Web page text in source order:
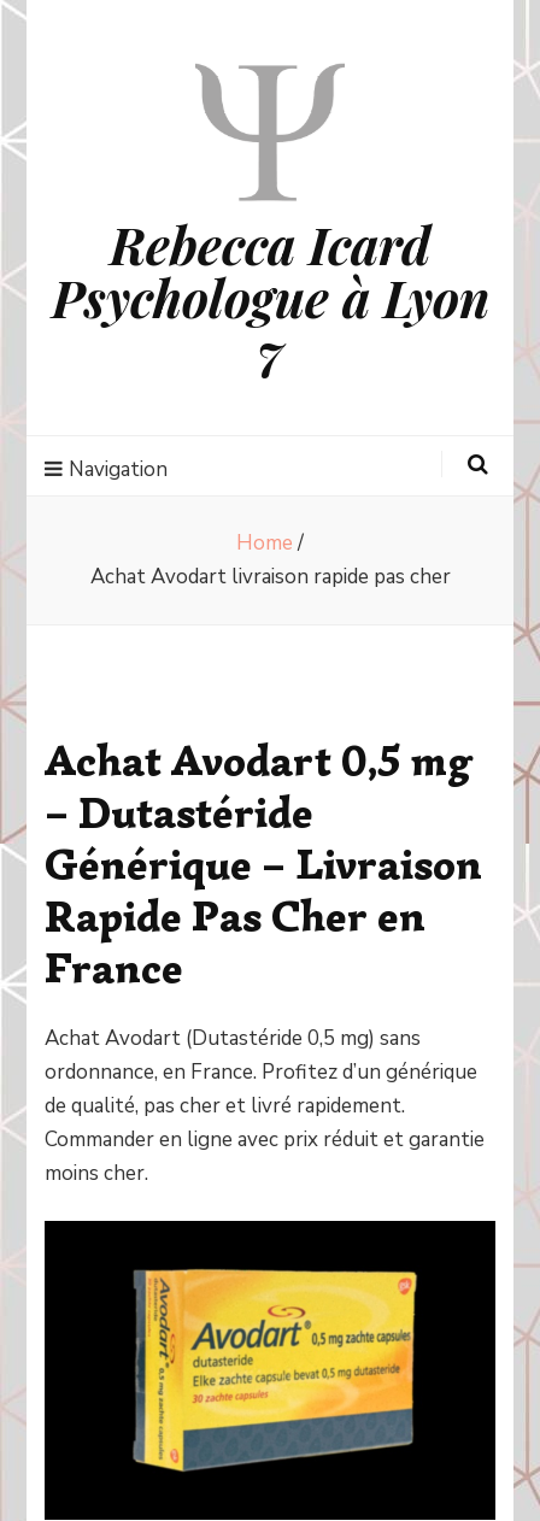
Rebecca Icard
Psychologue à Lyon
7
Navigation
Home /
Achat Avodart livraison rapide pas cher
Achat Avodart 0,5 mg
– Dutastéride
Générique – Livraison
Rapide Pas Cher en
France
Achat Avodart (Dutastéride 0,5 mg) sans
ordonnance, en France. Profitez d’un générique
de qualité, pas cher et livré rapidement.
Commander en ligne avec prix réduit et garantie
moins cher.